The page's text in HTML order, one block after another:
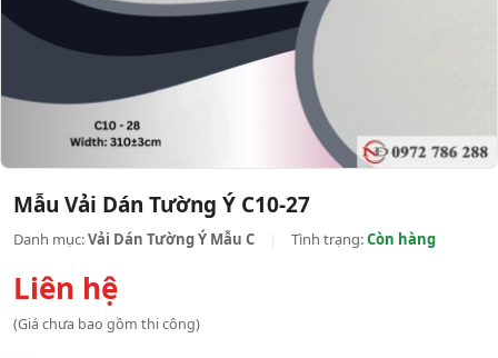
Mẫu Vải Dán Tường Ý C10-27
Danh mục:Vải Dán Tường Ý Mẫu C Tình trạng:Còn hàng
Liên hệ
(Giá chưa bao gồm thi công)